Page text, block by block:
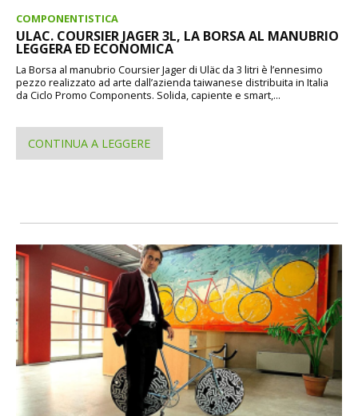
COMPONENTISTICA
ULAC. COURSIER JAGER 3L, LA BORSA AL MANUBRIO
LEGGERA ED ECONOMICA
La Borsa al manubrio Coursier Jager di Uläc da 3 litri è l’ennesimo
pezzo realizzato ad arte dall’azienda taiwanese distribuita in Italia
da Ciclo Promo Components. Solida, capiente e smart,...
CONTINUA A LEGGERE